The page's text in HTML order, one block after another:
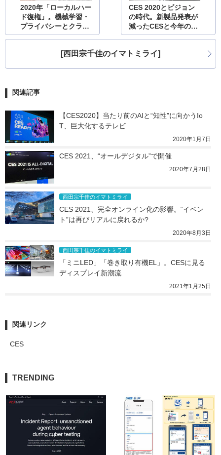
2020年「ローカルハー
ド復権」。機械学習・
プライバシーとクラウ
ドの螺旋
CES 2020とビジョン
の時代。新製品発表が
減ったCESと今年のト
レンド
[西田宗千佳のイマトミライ]
関連記事
【CES2020】当たり前のAIと“知性”に向かうIo
T、巨大化するテレビ
2020年1月7日
CES 2021、“オールデジタル”で開催
2020年7月28日
西田宗千佳のイマトミライ
CES 2021、完全オンライン化の影響。“イベン
ト”は再びリアルに戻れるか?
2020年8月3日
西田宗千佳のイマトミライ
「ミニLED」「巻き取り有機EL」。CESに見る
ディスプレイ新潮流
2021年1月25日
関連リンク
CES
TRENDING